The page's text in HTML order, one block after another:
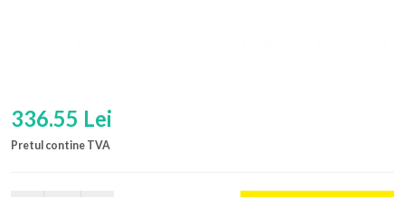
336.55 Lei
Pretul contine TVA